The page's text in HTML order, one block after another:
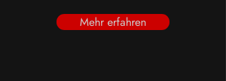
Mehr erfahren